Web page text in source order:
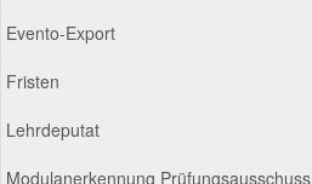
Evento-Export
Fristen
Lehrdeputat
Modulanerkennung Prüfungsausschuss